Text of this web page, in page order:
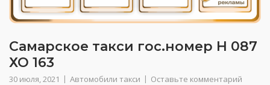
Самарское такси гос.номер Н 087
ХО 163
30 июля, 2021 Автомобили такси Оставьте комментарий